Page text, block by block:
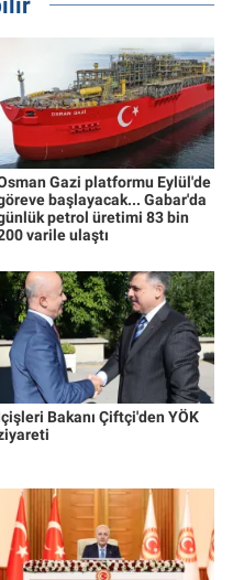
Gazi platformu Eylül'de
başlayacak... Gabar'da
petrol üretimi 83 bin
varile ulaştı
Bakanı Çiftçi'den YÖK